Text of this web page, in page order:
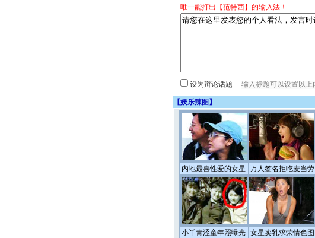
唯一能打出【范特西】的输入法！
设为辩论话题
【娱乐辣图 】
内地最喜性爱的女星 万人签名拒吃麦当劳
小丫青涩童年照曝光 女星卖乳求荣情色图